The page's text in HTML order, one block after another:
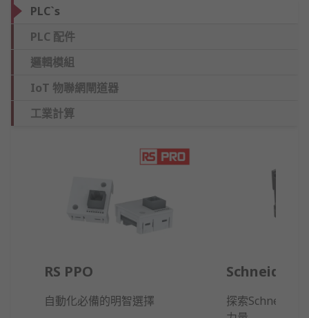
PLC`s
PLC 配件
邏輯模組
IoT 物聯網閘道器
工業計算
RS PPO
自動化必備的明智選擇
Schneider
探索Schneider